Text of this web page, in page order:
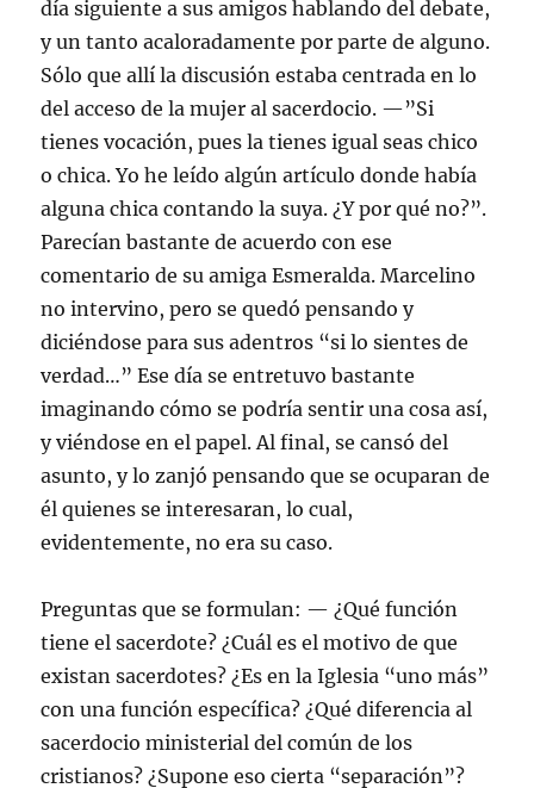
día siguiente a sus amigos hablando del debate,
y un tanto acaloradamente por parte de alguno.
Sólo que allí la discusión estaba centrada en lo
del acceso de la mujer al sacerdocio. —”Si
tienes vocación, pues la tienes igual seas chico
o chica. Yo he leído algún artículo donde había
alguna chica contando la suya. ¿Y por qué no?”.
Parecían bastante de acuerdo con ese
comentario de su amiga Esmeralda. Marcelino
no intervino, pero se quedó pensando y
diciéndose para sus adentros “si lo sientes de
verdad…” Ese día se entretuvo bastante
imaginando cómo se podría sentir una cosa así,
y viéndose en el papel. Al final, se cansó del
asunto, y lo zanjó pensando que se ocuparan de
él quienes se interesaran, lo cual,
evidentemente, no era su caso.
Preguntas que se formulan: — ¿Qué función
tiene el sacerdote? ¿Cuál es el motivo de que
existan sacerdotes? ¿Es en la Iglesia “uno más”
con una función específica? ¿Qué diferencia al
sacerdocio ministerial del común de los
cristianos? ¿Supone eso cierta “separación”?